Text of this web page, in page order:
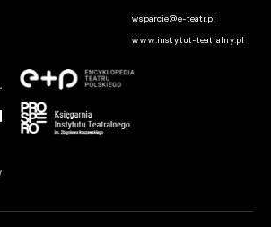
wsparcie@e-teatr.pl
www.instytut-teatralny.pl